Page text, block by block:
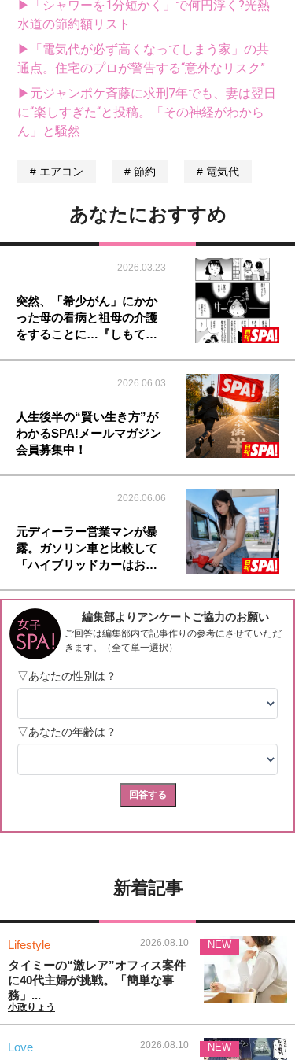
▶「シャワーを1分短かく」で何円浮く?光熱
水道の節約額リスト
▶「電気代が必ず高くなってしまう家」の共
通点。住宅のプロが警告する“意外なリスク”
▶元ジャンポケ斉藤に求刑7年でも、妻は翌日
に“楽しすぎた“と投稿。「その神経がわから
ん」と騒然
エアコン 節約 電気代
あなたにおすすめ
2026.03.23
突然、「希少がん」にかか
った母の看病と祖母の介護
をすることに…『しもて…
2026.06.03
人生後半の“賢い生き方”が
わかるSPA!メールマガジン
会員募集中！
2026.06.06
元ディーラー営業マンが暴
露。ガソリン車と比較して
「ハイブリッドカーはお…
新着記事
Lifestyle 2026.08.10
タイミーの“激レア”オフィス案件
に40代主婦が挑戦。「簡単な事
務」...
小政りょう
NEW
Love 2026.08.10 NEW